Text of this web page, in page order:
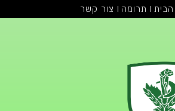
תרומה צור קשר